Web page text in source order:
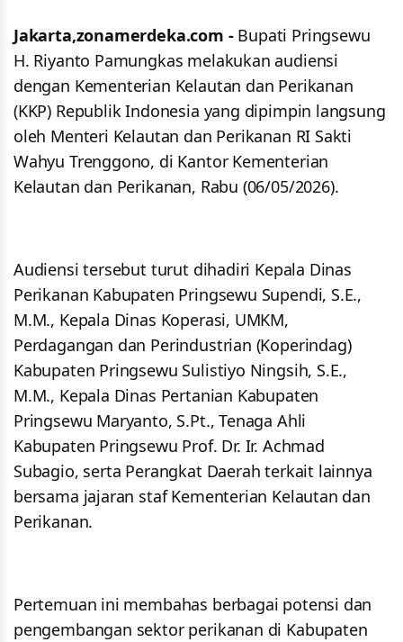
Jakarta,zonamerdeka.com - Bupati Pringsewu
H. Riyanto Pamungkas melakukan audiensi
dengan Kementerian Kelautan dan Perikanan
(KKP) Republik Indonesia yang dipimpin langsung
oleh Menteri Kelautan dan Perikanan RI Sakti
Wahyu Trenggono, di Kantor Kementerian
Kelautan dan Perikanan, Rabu (06/05/2026).
Audiensi tersebut turut dihadiri Kepala Dinas
Perikanan Kabupaten Pringsewu Supendi, S.E.,
M.M., Kepala Dinas Koperasi, UMKM,
Perdagangan dan Perindustrian (Koperindag)
Kabupaten Pringsewu Sulistiyo Ningsih, S.E.,
M.M., Kepala Dinas Pertanian Kabupaten
Pringsewu Maryanto, S.Pt., Tenaga Ahli
Kabupaten Pringsewu Prof. Dr. Ir. Achmad
Subagio, serta Perangkat Daerah terkait lainnya
bersama jajaran staf Kementerian Kelautan dan
Perikanan.
Pertemuan ini membahas berbagai potensi dan
pengembangan sektor perikanan di Kabupaten